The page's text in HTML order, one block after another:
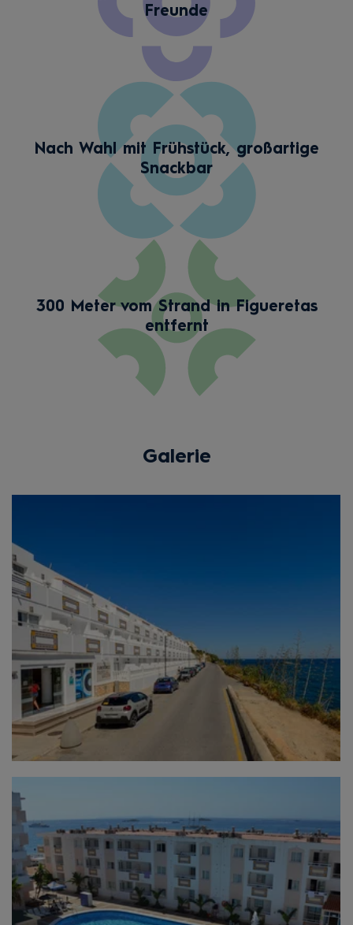
Freunde
Nach Wahl mit Frühstück, großartige
Snackbar
300 Meter vom Strand in Figueretas
entfernt
Galerie